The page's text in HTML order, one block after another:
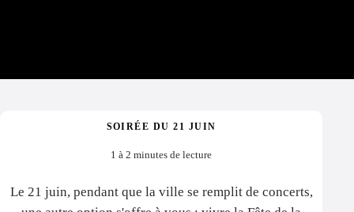
SOIRÉE DU 21 JUIN
1 à 2 minutes de lecture
Le 21 juin, pendant que la ville se remplit de concerts,